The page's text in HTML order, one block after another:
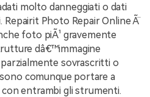
molto danneggiati o dati
Photo Repair Online Ã¨
foto piÃ¹ gravemente
dâ€™immagine
sovrascritti o
comunque portare a
entrambi gli strumenti.